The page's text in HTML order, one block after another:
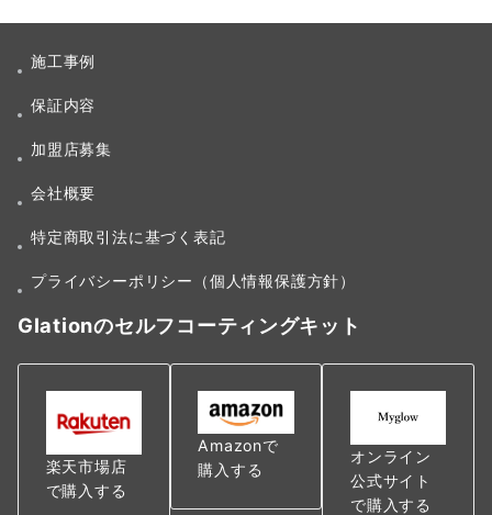
シ
ン
施工事例
保証内容
加盟店募集
会社概要
特定商取引法に基づく表記
プライバシーポリシー（個人情報保護方針）
Glationのセルフコーティングキット
楽天市場店
で購入する
Amazonで
購入する
オンライン
公式サイト
で購入する